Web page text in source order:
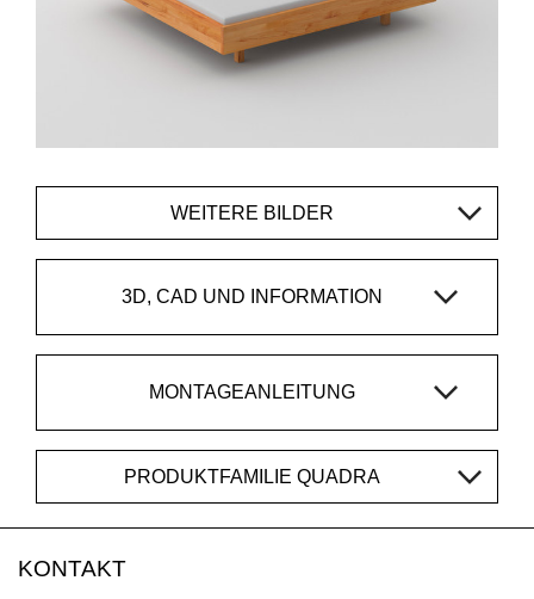
WEITERE BILDER
3D, CAD UND INFORMATION
MONTAGEANLEITUNG
PRODUKTFAMILIE QUADRA
KONTAKT